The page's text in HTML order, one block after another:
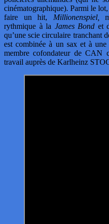
cinématographique). Parmi le
faire un hit, Millionenspiel,
rythmique à la James Bond et
qu’une scie circulaire tranchant
est combinée à un sax et à
membre cofondateur de CAN
travail auprès de Karlheinz